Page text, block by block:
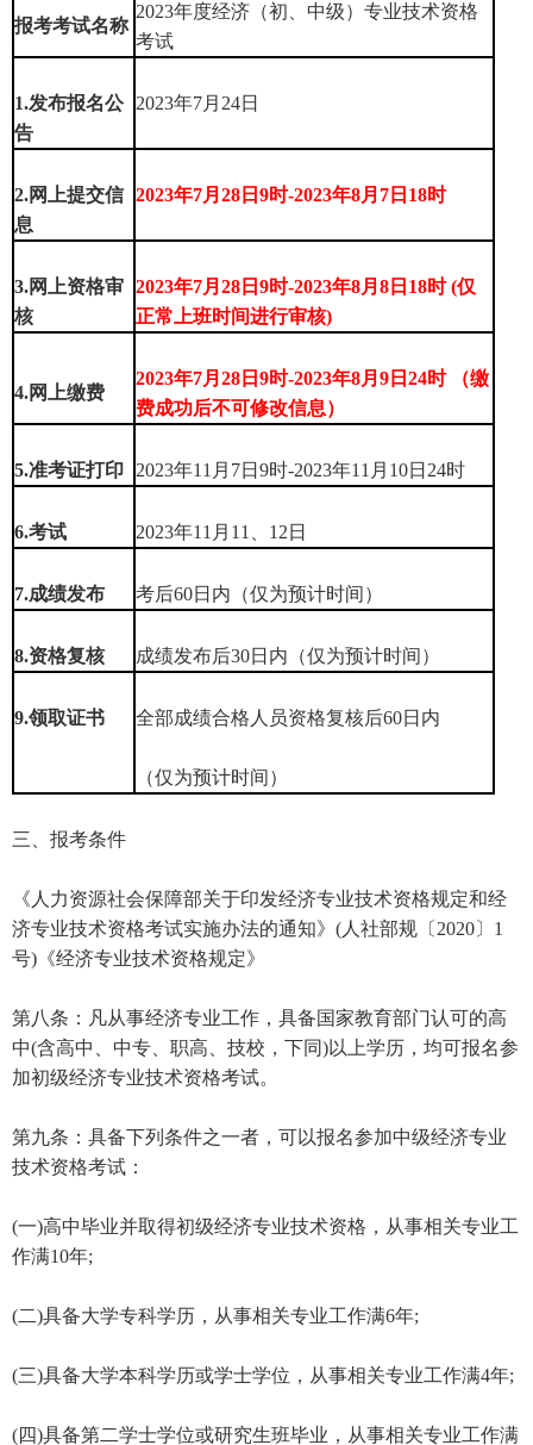
报考考试名称
2023年度经济（初、中级）专业技术资格
考试
1.发布报名公
告
2023年7月24日
2.网上提交信
息
2023年7月28日9时-2023年8月7日18时
3.网上资格审
核
2023年7月28日9时-2023年8月8日18时 (仅
正常上班时间进行审核)
4.网上缴费
2023年7月28日9时-2023年8月9日24时 （缴
费成功后不可修改信息）
5.准考证打印 2023年11月7日9时-2023年11月10日24时
6.考试 2023年11月11、12日
7.成绩发布 考后60日内（仅为预计时间）
8.资格复核 成绩发布后30日内（仅为预计时间）
9.领取证书 全部成绩合格人员资格复核后60日内
（仅为预计时间）
三、报考条件
《人力资源社会保障部关于印发经济专业技术资格规定和经
济专业技术资格考试实施办法的通知》(人社部规〔2020〕1
号)《经济专业技术资格规定》
第八条：凡从事经济专业工作，具备国家教育部门认可的高
中(含高中、中专、职高、技校，下同)以上学历，均可报名参
加初级经济专业技术资格考试。
第九条：具备下列条件之一者，可以报名参加中级经济专业
技术资格考试：
(一)高中毕业并取得初级经济专业技术资格，从事相关专业工
作满10年;
(二)具备大学专科学历，从事相关专业工作满6年;
(三)具备大学本科学历或学士学位，从事相关专业工作满4年;
(四)具备第二学士学位或研究生班毕业，从事相关专业工作满